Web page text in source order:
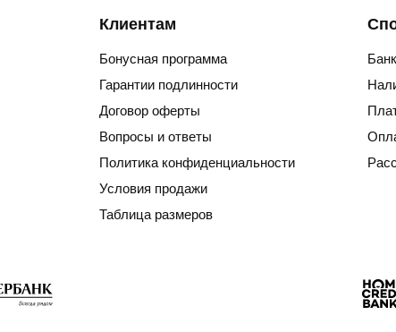
Клиентам
Бонусная программа
Гарантии подлинности
Договор оферты
Вопросы и ответы
Политика конфиденциальности
Условия продажи
Таблица размеров